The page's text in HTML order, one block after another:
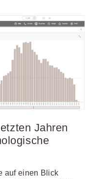
Jahren
auf einen Blick